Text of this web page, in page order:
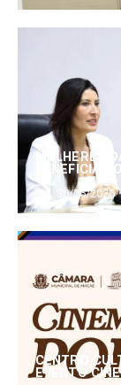
MULHERES
30/06/2026
CENTRO
EVENTO